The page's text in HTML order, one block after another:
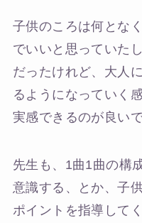
子供のころは何とな
でいいと思っていた
だったけれど、大人
るようになっていく
実感できるのが良いで
先生も、1曲1曲の構
意識する、とか、子
ポイントを指導して